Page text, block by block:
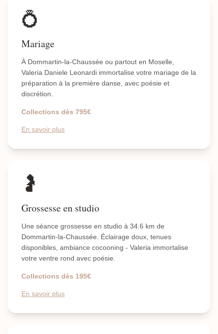
💍
Mariage
À Dommartin-la-Chaussée ou partout en Moselle,
Valeria Daniele Leonardi immortalise votre mariage de la
préparation à la première danse, avec poésie et
discrétion.
Collections dès 795€
En savoir plus
🤰
Grossesse en studio
Une séance grossesse en studio à 34.6 km de
Dommartin-la-Chaussée. Éclairage doux, tenues
disponibles, ambiance cocooning - Valeria immortalise
votre ventre rond avec poésie.
Collections dès 195€
En savoir plus